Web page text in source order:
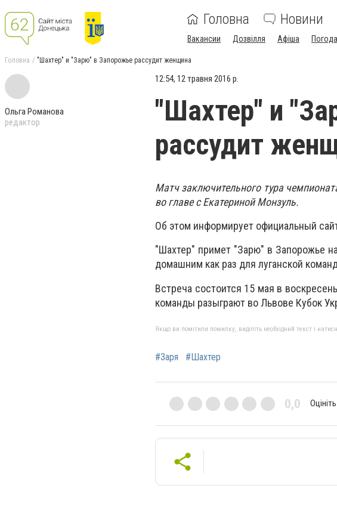
Головна Новини
Вакансии Дозвілля Афіша Погода
Головна "Шахтер" и "Зарю" в Запорожье рассудит женщина
Ольга Романова
редактор
12:54, 12 травня 2016 р.
"Шахтер" и
рассудит
Матч заключительного тура
во главе с Екатериной Монзуль.
Об этом информирует официальный
"Шахтер" примет "Зарю" в Запорожье
домашним как раз для луганской
Встреча состоится 15 мая в
команды разыграют во Львове Кубок
Якщо ви помітили помилку, виділіть необхідний текст і
#Заря #Шахтер
0,0